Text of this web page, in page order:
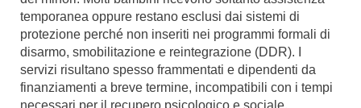
temporanea oppure restano esclusi dai sistemi di
protezione perché non inseriti nei programmi formali di
disarmo, smobilitazione e reintegrazione (DDR). I
servizi risultano spesso frammentati e dipendenti da
finanziamenti a breve termine, incompatibili con i tempi
necessari per il recupero psicologico e sociale.